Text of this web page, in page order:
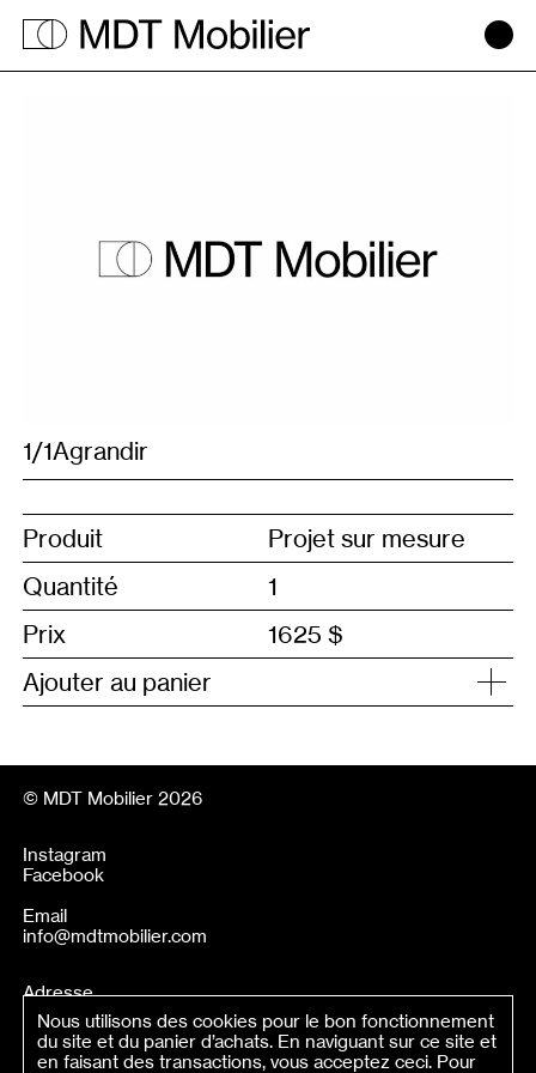
1/1Agrandir
Produit
Projet sur mesure
Quantité
Prix
1625 $
Ajouter au panier
© MDT Mobilier 2026
Instagram
Facebook
Email
info@mdtmobilier.com
Adresse
(Sur rendez-vous seulement)
8490 Jeanne—Mance, suite 102
Nous utilisons des cookies pour le bon fonctionnement
du site et du panier d’achats. En naviguant sur ce site et
en faisant des transactions, vous acceptez ceci. Pour